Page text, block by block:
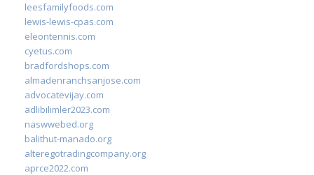
leesfamilyfoods.com
lewis-lewis-cpas.com
eleontennis.com
cyetus.com
bradfordshops.com
almadenranchsanjose.com
advocatevijay.com
adlibilimler2023.com
naswwebed.org
balithut-manado.org
alteregotradingcompany.org
aprce2022.com